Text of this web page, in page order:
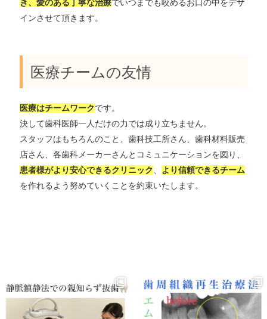
き、愛のある丁寧な治療でいつまでも咬めるお口の中をデザ
インさせて頂きます。
医療チームの友情
医療はチームワークです。
決して歯科医師一人だけの力では成り立ちません。
スタッフはもちろんのこと、歯科技工所さん、歯科材料販売
店さん、各歯科メーカーさんとコミュニケーションを図り、
患者様がより安心できるクリニック
より信頼できるチーム
を作れるよう努めていくことを約束いたします。